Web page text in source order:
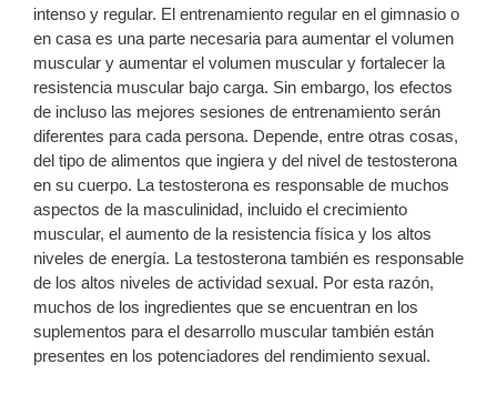
intenso y regular. El entrenamiento regular en el gimnasio o
en casa es una parte necesaria para aumentar el volumen
muscular y aumentar el volumen muscular y fortalecer la
resistencia muscular bajo carga. Sin embargo, los efectos
de incluso las mejores sesiones de entrenamiento serán
diferentes para cada persona. Depende, entre otras cosas,
del tipo de alimentos que ingiera y del nivel de testosterona
en su cuerpo. La testosterona es responsable de muchos
aspectos de la masculinidad, incluido el crecimiento
muscular, el aumento de la resistencia física y los altos
niveles de energía. La testosterona también es responsable
de los altos niveles de actividad sexual. Por esta razón,
muchos de los ingredientes que se encuentran en los
suplementos para el desarrollo muscular también están
presentes en los potenciadores del rendimiento sexual.